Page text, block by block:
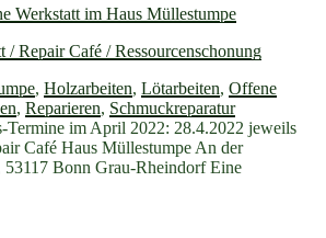
Werkstatt im Haus Müllestumpe
/ Repair Café / Ressourcenschonung
, Holzarbeiten, Lötarbeiten, Offene
, Reparieren, Schmuckreparatur
Termine im April 2022: 28.4.2022 jeweils
Café Haus Müllestumpe An der
Bonn Grau-Rheindorf Eine